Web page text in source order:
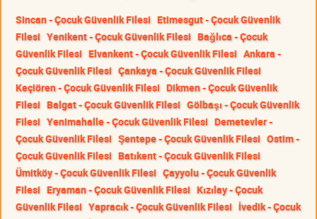
Sincan - Çocuk Güvenlik Filesi Etimesgut - Çocuk Güvenlik
Filesi Yenikent - Çocuk Güvenlik Filesi Bağlıca - Çocuk
Güvenlik Filesi Elvankent - Çocuk Güvenlik Filesi Ankara -
Çocuk Güvenlik Filesi Çankaya - Çocuk Güvenlik Filesi
Keçiören - Çocuk Güvenlik Filesi Dikmen - Çocuk Güvenlik
Filesi Balgat - Çocuk Güvenlik Filesi Gölbaşı - Çocuk Güvenlik
Filesi Yenimahalle - Çocuk Güvenlik Filesi Demetevler -
Çocuk Güvenlik Filesi Şentepe - Çocuk Güvenlik Filesi Ostim -
Çocuk Güvenlik Filesi Batıkent - Çocuk Güvenlik Filesi
Ümitköy - Çocuk Güvenlik Filesi Çayyolu - Çocuk Güvenlik
Filesi Eryaman - Çocuk Güvenlik Filesi Kızılay - Çocuk
Güvenlik Filesi Yapracık - Çocuk Güvenlik Filesi İvedik - Çocuk